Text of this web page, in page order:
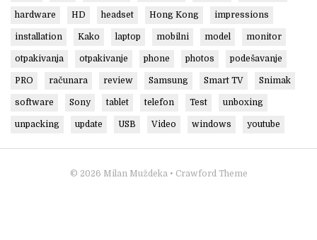
hardware HD headset Hong Kong impressions
installation Kako laptop mobilni model monitor
otpakivanja otpakivanje phone photos podešavanje
PRO računara review Samsung Smart TV Snimak
software Sony tablet telefon Test unboxing
unpacking update USB Video windows youtube
© 2026 Milan Muždeka • Crawford Theme